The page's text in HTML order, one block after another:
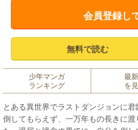
会員登録し
無料で読む
少年マンガ
ランキング
最
を
とある異世界でラストダンジョンに
倒してもらえず、一万年もの長きに